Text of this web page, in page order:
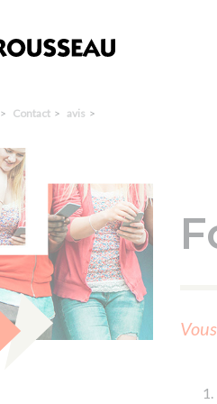
Contact avis